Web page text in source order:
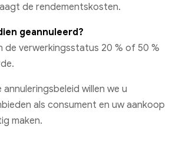
​​de rendementskosten.
geannuleerd?
de verwerkingsstatus 20 % of 50 %
willen we u
als consument en uw aankoop
maken.